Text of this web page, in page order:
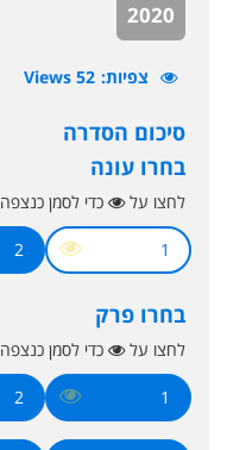
2020
צפיות 52 Views
סיכום הסדרה
בחרו עונה
לחצו על כדי לסמן כנצפה
1
2
בחרו פרק
לחצו על כדי לסמן כנצפה
1
2